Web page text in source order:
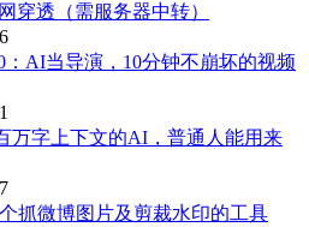
穿透（需服务器中转）
：AI当导演，10分钟不崩坏的视频
万字上下文的AI，普通人能用来
抓微博图片及剪裁水印的工具